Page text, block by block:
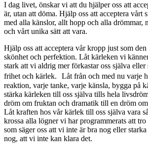
I dag livet, önskar vi att du hjälper oss att
är, utan att döma. Hjälp oss att acceptera vårt
med alla känslor, allt hopp och alla drömmar,
och vårt unika sätt att vara.
Hjälp oss att acceptera vår kropp just som den
skönhet och perfektion. Låt kärleken vi
stark att vi aldrig mer förkastar oss själva eller
frihet och kärlek. Låt från och med nu varje
reaktion, varje tanke, varje känsla, bygga på
stärka kärleken till oss själva tills hela
dröm om fruktan och dramatik till en dröm
Låt kraften hos vår kärlek till oss själva vara
krossa alla lögner vi har programmerats att
som säger oss att vi inte är bra nog eller
nog, att vi inte kan klara det.